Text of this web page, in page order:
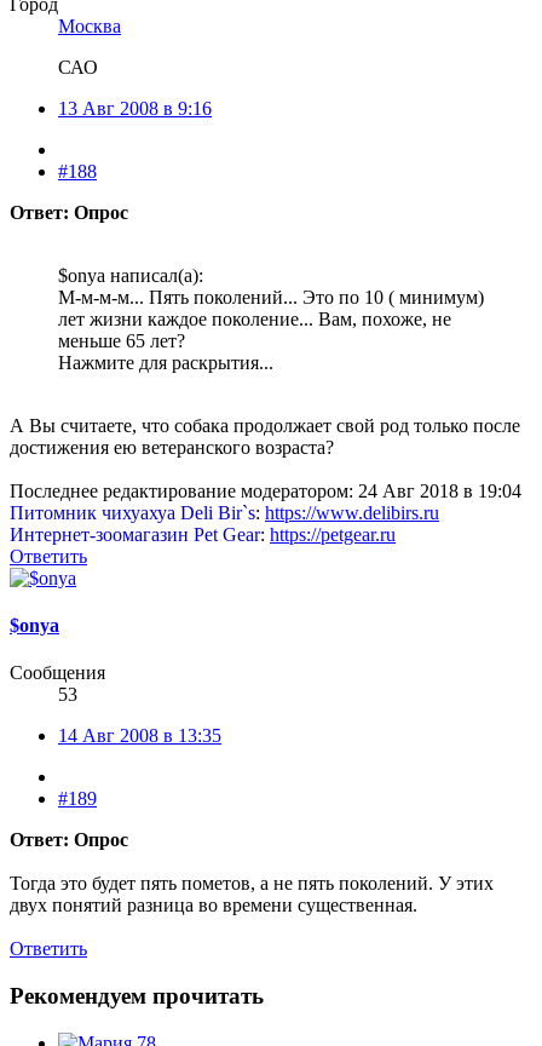
Москва
САО
13 Авг 2008 в 9:16
#188
Ответ: Опрос
$onya написал(а):
М-м-м-м... Пять поколений... Это по 10 ( минимум)
лет жизни каждое поколение... Вам, похоже, не
меньше 65 лет?
Нажмите для раскрытия...
А Вы считаете, что собака продолжает свой род только после
достижения ею ветеранского возраста?
Последнее редактирование модератором: 24 Авг 2018 в 19:04
Питомник чихуахуа Deli Bir`s: https://www.delibirs.ru
Интернет-зоомагазин Pet Gear: https://petgear.ru
Ответить
$onya
Сообщения
53
14 Авг 2008 в 13:35
#189
Ответ: Опрос
Тогда это будет пять пометов, а не пять поколений. У этих
двух понятий разница во времени существенная.
Ответить
Рекомендуем прочитать